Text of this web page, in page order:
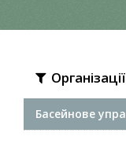
Організації
Басейнове